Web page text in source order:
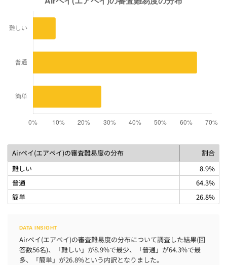
Airペイ(エアペイ)の審査難易度の分布
割合
難しい
8.9%
普通
64.3%
簡単
26.8%
Airペイ(エアペイ)の審査難易度の分布について調査した結果(回
答数56名)、「難しい」が8.9%で最少、「普通」が64.3%で最
多、「簡単」が26.8%という内訳となりました。